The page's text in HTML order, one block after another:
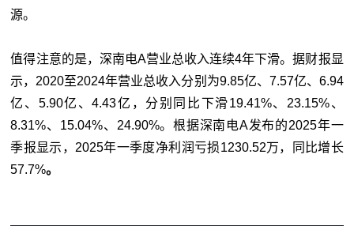
源。
值得注意的是， 深南电A营业总收入连续4年下滑。据财报显
示，2020至2024年营业总收入分别为9.85亿、7.57亿、6.94
亿、5.90亿、4.43亿，分别同比下滑19.41%、23.15%、
8.31%、15.04%、24.90%。根据深南电A发布的2025年一
季报显示，2025年一季度净利润亏损1230.52万，同比增长
57.7%。